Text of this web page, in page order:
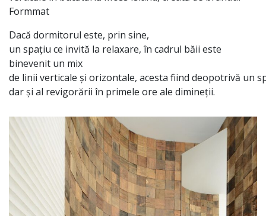
Formmat
Dacă dormitorul este, prin sine,
un spațiu ce invită la relaxare, în cadrul băii este
binevenit un mix
de linii verticale și orizontale, acesta fiind deopotrivă un
darși al revigorării în primele ore ale dimineții.